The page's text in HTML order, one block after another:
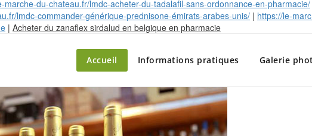
marche-du-chateau.fr/lmdc-acheter-du-tadalafil-sans-ordonnance-en-pharmacie/
lmdc-commander-générique-prednisone-émirats-arabes-unis/ | https://le-
| Acheter du zanaflex sirdalud en belgique en pharmacieSkip
du château
Accueil Informations pratiques Galerie